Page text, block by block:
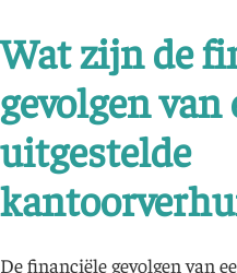
Wat zijn de
gevolgen van
uitgestelde
De financiële gevolgen van